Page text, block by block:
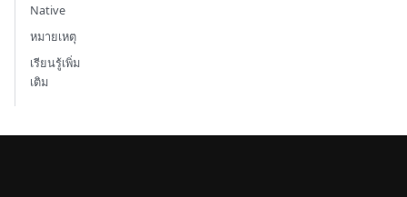
Native
หมายเหตุ
เรียนรู้เพิ่ม
เติม